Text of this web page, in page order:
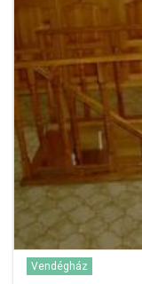
Vendégház